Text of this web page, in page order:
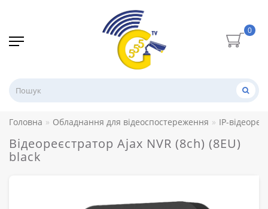
0
Головна Обладнання для відеоспостереження IP-
Відеореєстратор Ajax NVR (8ch) (8EU)
black